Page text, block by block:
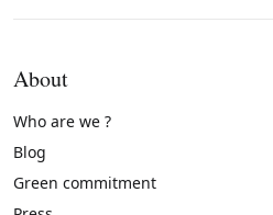
About
Who are we ?
Blog
Green commitment